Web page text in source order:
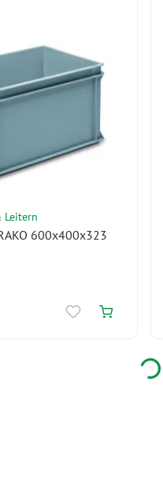
Leitern
600x400x323
Loading...